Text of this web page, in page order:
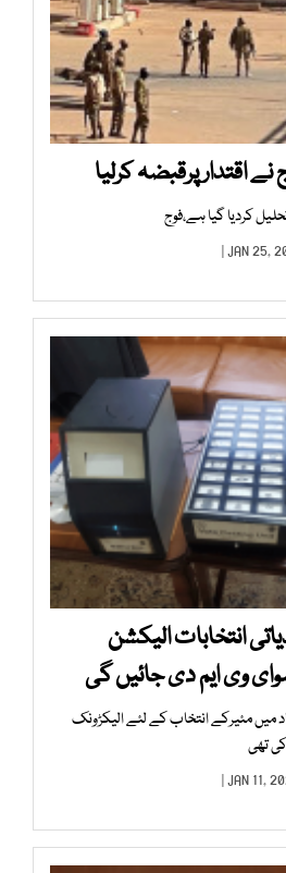
اقتدارپرقبضہ کرلیا
کردیا گیا ہے،فوج
انتخابات الیکشن
میں مئیرکے انتخاب کے لئے الیکڑونک
تھی